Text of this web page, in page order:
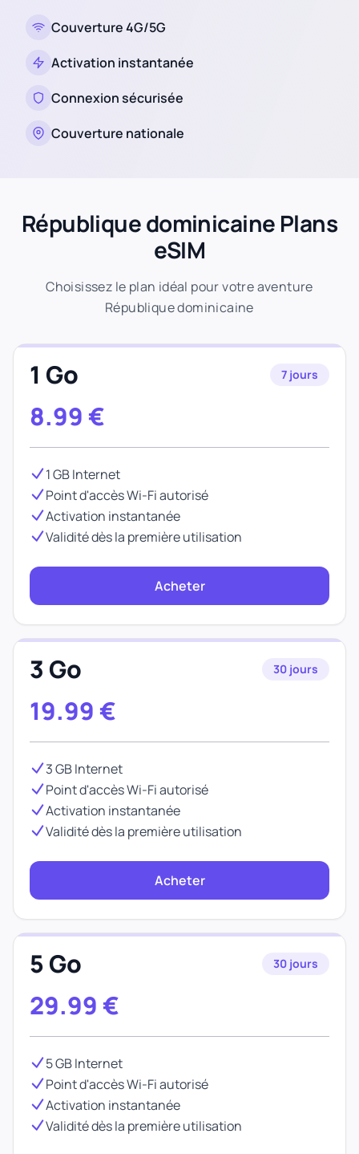
Couverture 4G/5G
Activation instantanée
Connexion sécurisée
Couverture nationale
République dominicaine Plans
eSIM
Choisissez le plan idéal pour votre aventure
République dominicaine
1 Go 7 jours
8.99 €
1 GB Internet
Point d'accès Wi-Fi autorisé
Activation instantanée
Validité dès la première utilisation
Acheter
3 Go 30 jours
19.99 €
3 GB Internet
Point d'accès Wi-Fi autorisé
Activation instantanée
Validité dès la première utilisation
Acheter
5 Go 30 jours
29.99 €
5 GB Internet
Point d'accès Wi-Fi autorisé
Activation instantanée
Validité dès la première utilisation